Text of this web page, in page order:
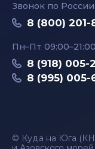
Звонок по
8 (800) 201-
Пн–Пт
8 (918) 005-
8 (995)
© Куда на Юга